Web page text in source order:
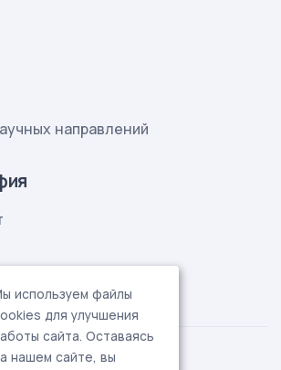
направлений
пароля
используем файлы
для улучшения
сайта. Оставаясь
нашем сайте, вы